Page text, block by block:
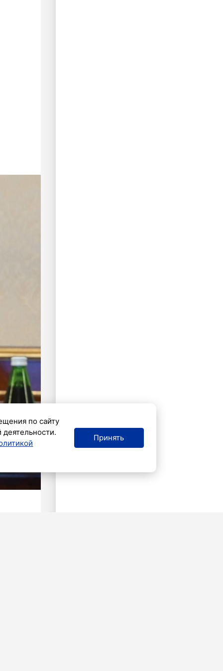
по сайту
Принять